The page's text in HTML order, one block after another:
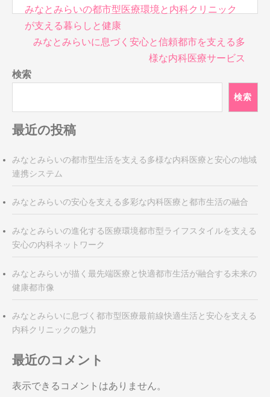
投
稿
ナ
ゲ
ー
ョ
ン
みなとみらいの都市型医療環境と内科クリニック
が支える暮らしと健康
みなとみらいに息づく安心と信頼都市を支える多
様な内科医療サービス
検索
検索
最近の投稿
みなとみらいの都市型生活を支える多様な内科医療と安心の地域
連携システム
みなとみらいの安心を支える多彩な内科医療と都市生活の融合
みなとみらいの進化する医療環境都市型ライフスタイルを支える
安心の内科ネットワーク
みなとみらいが描く最先端医療と快適都市生活が融合する未来の
健康都市像
みなとみらいに息づく都市型医療最前線快適生活と安心を支える
内科クリニックの魅力
最近のコメント
表示できるコメントはありません。